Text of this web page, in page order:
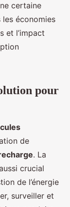
certaine
économies
et l’impact
pour
de
. La
crucial
de l’énergie
surveiller et